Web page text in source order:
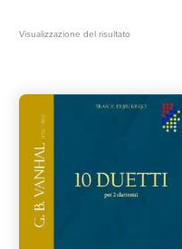
Clarinetto basso
Composizioni originali
Natale
QR base
QR esecuzione
Trascrizioni e Arrangiamenti
Visualizzazione del risultato